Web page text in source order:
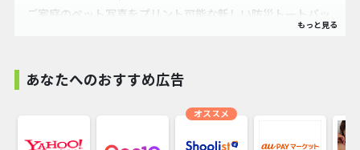
ご家庭のペット写真をプリント可能な新しい防災トートバッ
災害時、スマホの充電が無くなっても大切なペットを探せる
バッグに直接プリントしてお客様へお届けします。
あなたへのおすすめ広告
オススメ